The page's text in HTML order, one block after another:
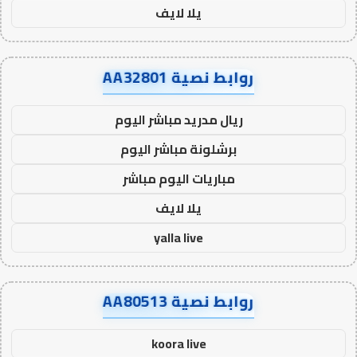
يلا لايف
روابط نصية AA32801
ريال مدريد مباشر اليوم
برشلونة مباشر اليوم
مباريات اليوم مباشر
يلا لايف
yalla live
روابط نصية AA80513
koora live